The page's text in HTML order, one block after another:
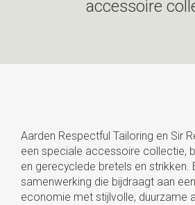
accessoire
Aarden Respectful Tailoring en Sir
een speciale accessoire collectie,
en gerecyclede bretels en strikken.
samenwerking die bijdraagt aan
economie met stijlvolle, duurzame